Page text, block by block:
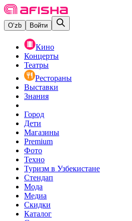
O‘zb Войти
Кино
Концерты
Театры
Рестораны
Выставки
Знания
Город
Дети
Магазины
Premium
Фото
Техно
Туризм в Узбекистане
Стендап
Мода
Медиа
Скидки
Каталог